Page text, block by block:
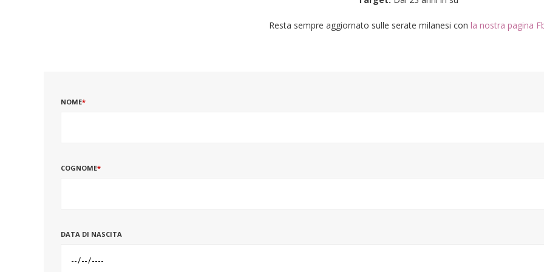
Resta sempre aggiornato sulle serate milanesi con la nostra pagina
NOME*
COGNOME*
DATA DI NASCITA